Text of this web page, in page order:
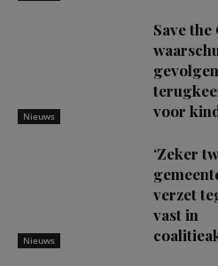
Nieuws
Save
voor
Nieuws
‘Zeker
verzet
vast in